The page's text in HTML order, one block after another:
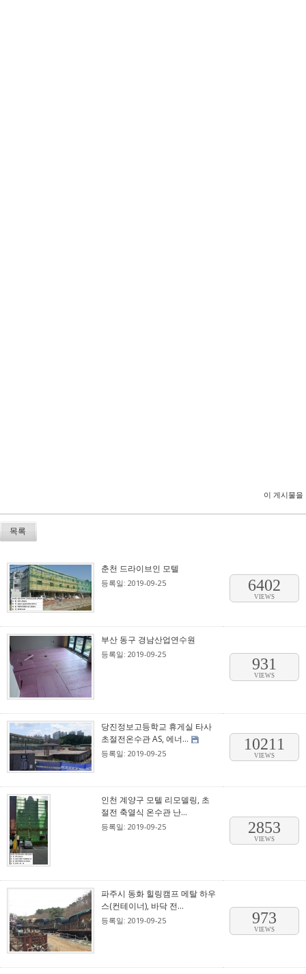
이 게시물을
목록
춘천 드라이브인 모텔
등록일: 2019-09-25 6402
VIEWS
부산 동구 경남산업연수원
등록일: 2019-09-25
931
VIEWS
당진정보고등학교 휴게실 타사
초절전온수관 AS, 에너...
등록일: 2019-09-25
10211
VIEWS
인천 계양구 모텔 리모델링, 초
절전 축열식 온수관 난...
등록일: 2019-09-25 2853
VIEWS
파주시 동화 힐링캠프 메탈 하우
스(컨테이너), 바닥 전...
등록일: 2019-09-25 973
VIEWS